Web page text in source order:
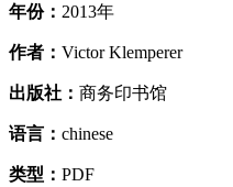
年份： 2013年
作者： Victor Klemperer
出版社： 商务印书馆
语言： chinese
类型： PDF